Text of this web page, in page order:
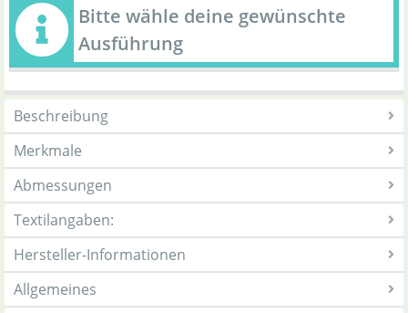
Bitte wähle deine gewünschte
Ausführung
Beschreibung
Merkmale
Abmessungen
Textilangaben:
Hersteller-Informationen
Allgemeines